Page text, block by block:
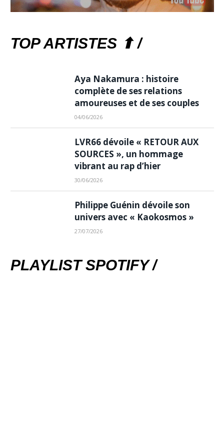
TOP ARTISTES ⬆ /
Aya Nakamura : histoire
complète de ses relations
amoureuses et de ses couples
04/06/2026
LVR66 dévoile « RETOUR AUX
SOURCES », un hommage
vibrant au rap d’hier
30/06/2026
Philippe Guénin dévoile son
univers avec « Kaokosmos »
27/07/2026
PLAYLIST SPOTIFY /